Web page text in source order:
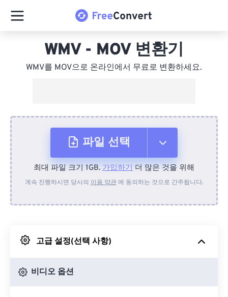
WMV - MOV 변환기
WMV를 MOV으로 온라인에서 무료로 변환하세요.
파일 선택
장치에서
Google 드라이브에서
최대 파일 크기 1GB. 가입하기 더 많은 것을 위해
계속 진행하시면 당사의 이용 약관에 동의하는 것으로 간주됩니다.
고급 설정(선택 사항)
비디오 옵션